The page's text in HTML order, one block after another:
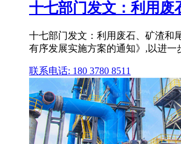
十七部门发文：利用废
十七部门发文：利用废石、矿渣和
有序发展实施方案的通知》,以进
联系电话: 180 3780 8511